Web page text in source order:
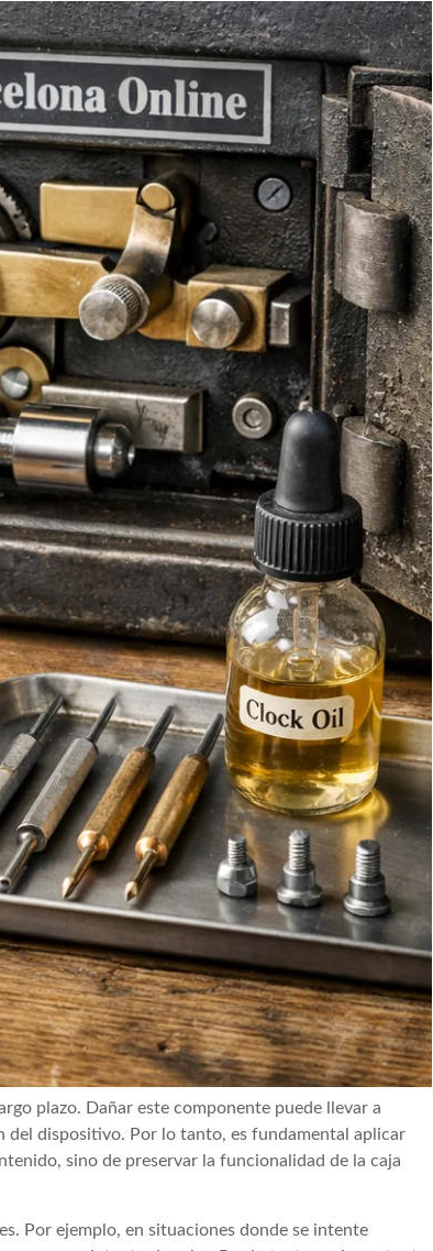
plazo. Dañar este componente puede llevar a
del dispositivo. Por lo tanto, es fundamental aplicar
sino de preservar la funcionalidad de la caja
Por ejemplo, en situaciones donde se intente